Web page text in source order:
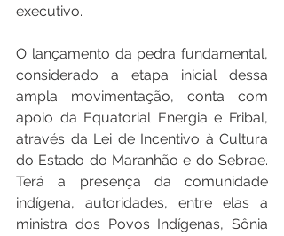
executivo.
O lançamento da pedra fundamental,
considerado a etapa inicial dessa
ampla movimentação, conta com
apoio da Equatorial Energia e Fribal,
através da Lei de Incentivo à Cultura
do Estado do Maranhão e do Sebrae.
Terá a presença da comunidade
indígena, autoridades, entre elas a
ministra dos Povos Indígenas, Sônia